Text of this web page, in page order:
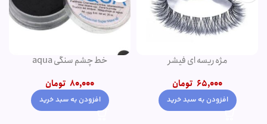
پنکک مهرونا
تومان345,000
انتخاب گزینه ها
کرم پودر پمپی دتوکس نوت | پوشش
1,500,000 تومان
1,200,000 تومان
انتخاب گزینه ها